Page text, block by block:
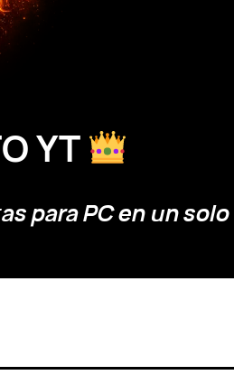
YT
para PC en un